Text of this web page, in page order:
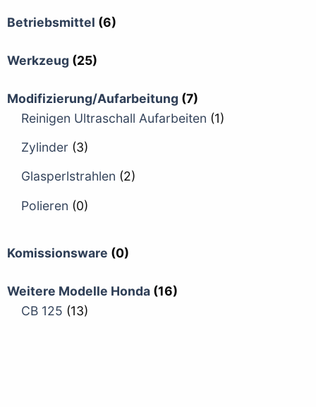
Betriebsmittel (6)
Werkzeug (25)
Modifizierung/Aufarbeitung (7)
Reinigen Ultraschall Aufarbeiten (1)
Zylinder (3)
Glasperlstrahlen (2)
Polieren (0)
Komissionsware (0)
Weitere Modelle Honda (16)
CB 125 (13)